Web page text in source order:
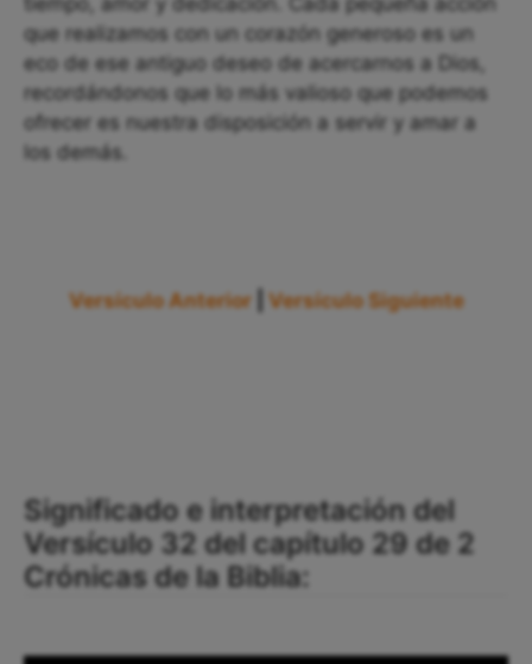
que realizamos con un corazón generoso es un
eco de ese antiguo deseo de acercarnos a Dios,
recordándonos que lo más valioso que podemos
ofrecer es nuestra disposición a servir y amar a
los demás.
Versículo Anterior Versículo Siguiente
Significado e interpretación del
Versículo 32 del capítulo 29 de 2
Crónicas de la Biblia: